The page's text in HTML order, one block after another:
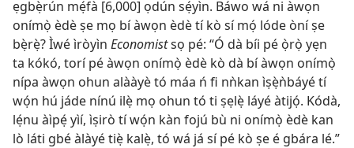
ẹgbẹ̀rún mẹ́fà [6,000] ọdún sẹ́yìn. Báwo wá ni àwọn
onímọ̀ èdè ṣe mọ bí àwọn èdè tí kò sí mọ́ lóde òní ṣe
bẹ̀rẹ̀? Ìwé ìròyìn Economistsọ pé: “Ó dà bíi pé ọ̀rọ̀ yẹn
ta kókó, torí pé àwọn onímọ̀ èdè kò dà bí àwọn onímọ̀
nípa àwọn ohun alààyè tó máa ń fi nǹkan ìṣẹ̀ǹbáyé tí
wọ́n hú jáde nínú ilẹ̀ mọ ohun tó ti ṣẹlẹ̀ láyé àtijọ́. Kódà,
lẹ́nu àìpẹ́ yìí, ìṣirò tí wọ́n kàn fojú bù ni onímọ̀ èdè kan
lò láti gbé àlàyé tiẹ̀ kalẹ̀, tó wá já sí pé kò ṣe é gbára lé.”